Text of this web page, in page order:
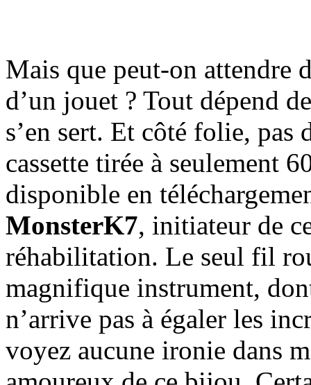
Mais que peut-on attendre
d’un jouet ? Tout dépend
s’en sert. Et côté folie, pas
cassette tirée à seulement
disponible en
MonsterK7, initiateur de
réhabilitation. Le seul fil
magnifique instrument,
n’arrive pas à égaler les
voyez aucune ironie dans